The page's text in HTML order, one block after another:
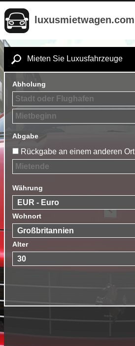
luxusmietwagen.com
Mieten Sie Luxusfahrzeuge
Abholung
Abgabe
Rückgabe an einem anderen Ort
Währung
Wohnort
Alter